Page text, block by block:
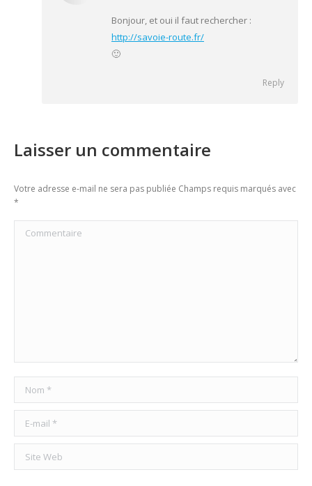
Bonjour, et oui il faut rechercher :
http://savoie-route.fr/
🙂
Reply
Laisser un commentaire
Votre adresse e-mail ne sera pas publiée Champs requis marqués avec
*
Commentaire
Nom *
E-mail *
Site Web